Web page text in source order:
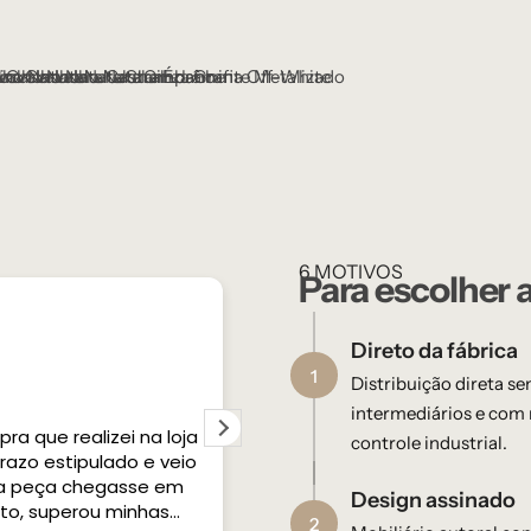
que realizei na loja
estipulado e veio
peça chegasse em
superou minhas
As mesas de cabeceira
para o quarto.elegância
aconchego.
6 MOTIVOS
Para escolher
1
Direto da fábrica
Distribuição direta
intermediários e com
controle industrial.
2
Design assinado​